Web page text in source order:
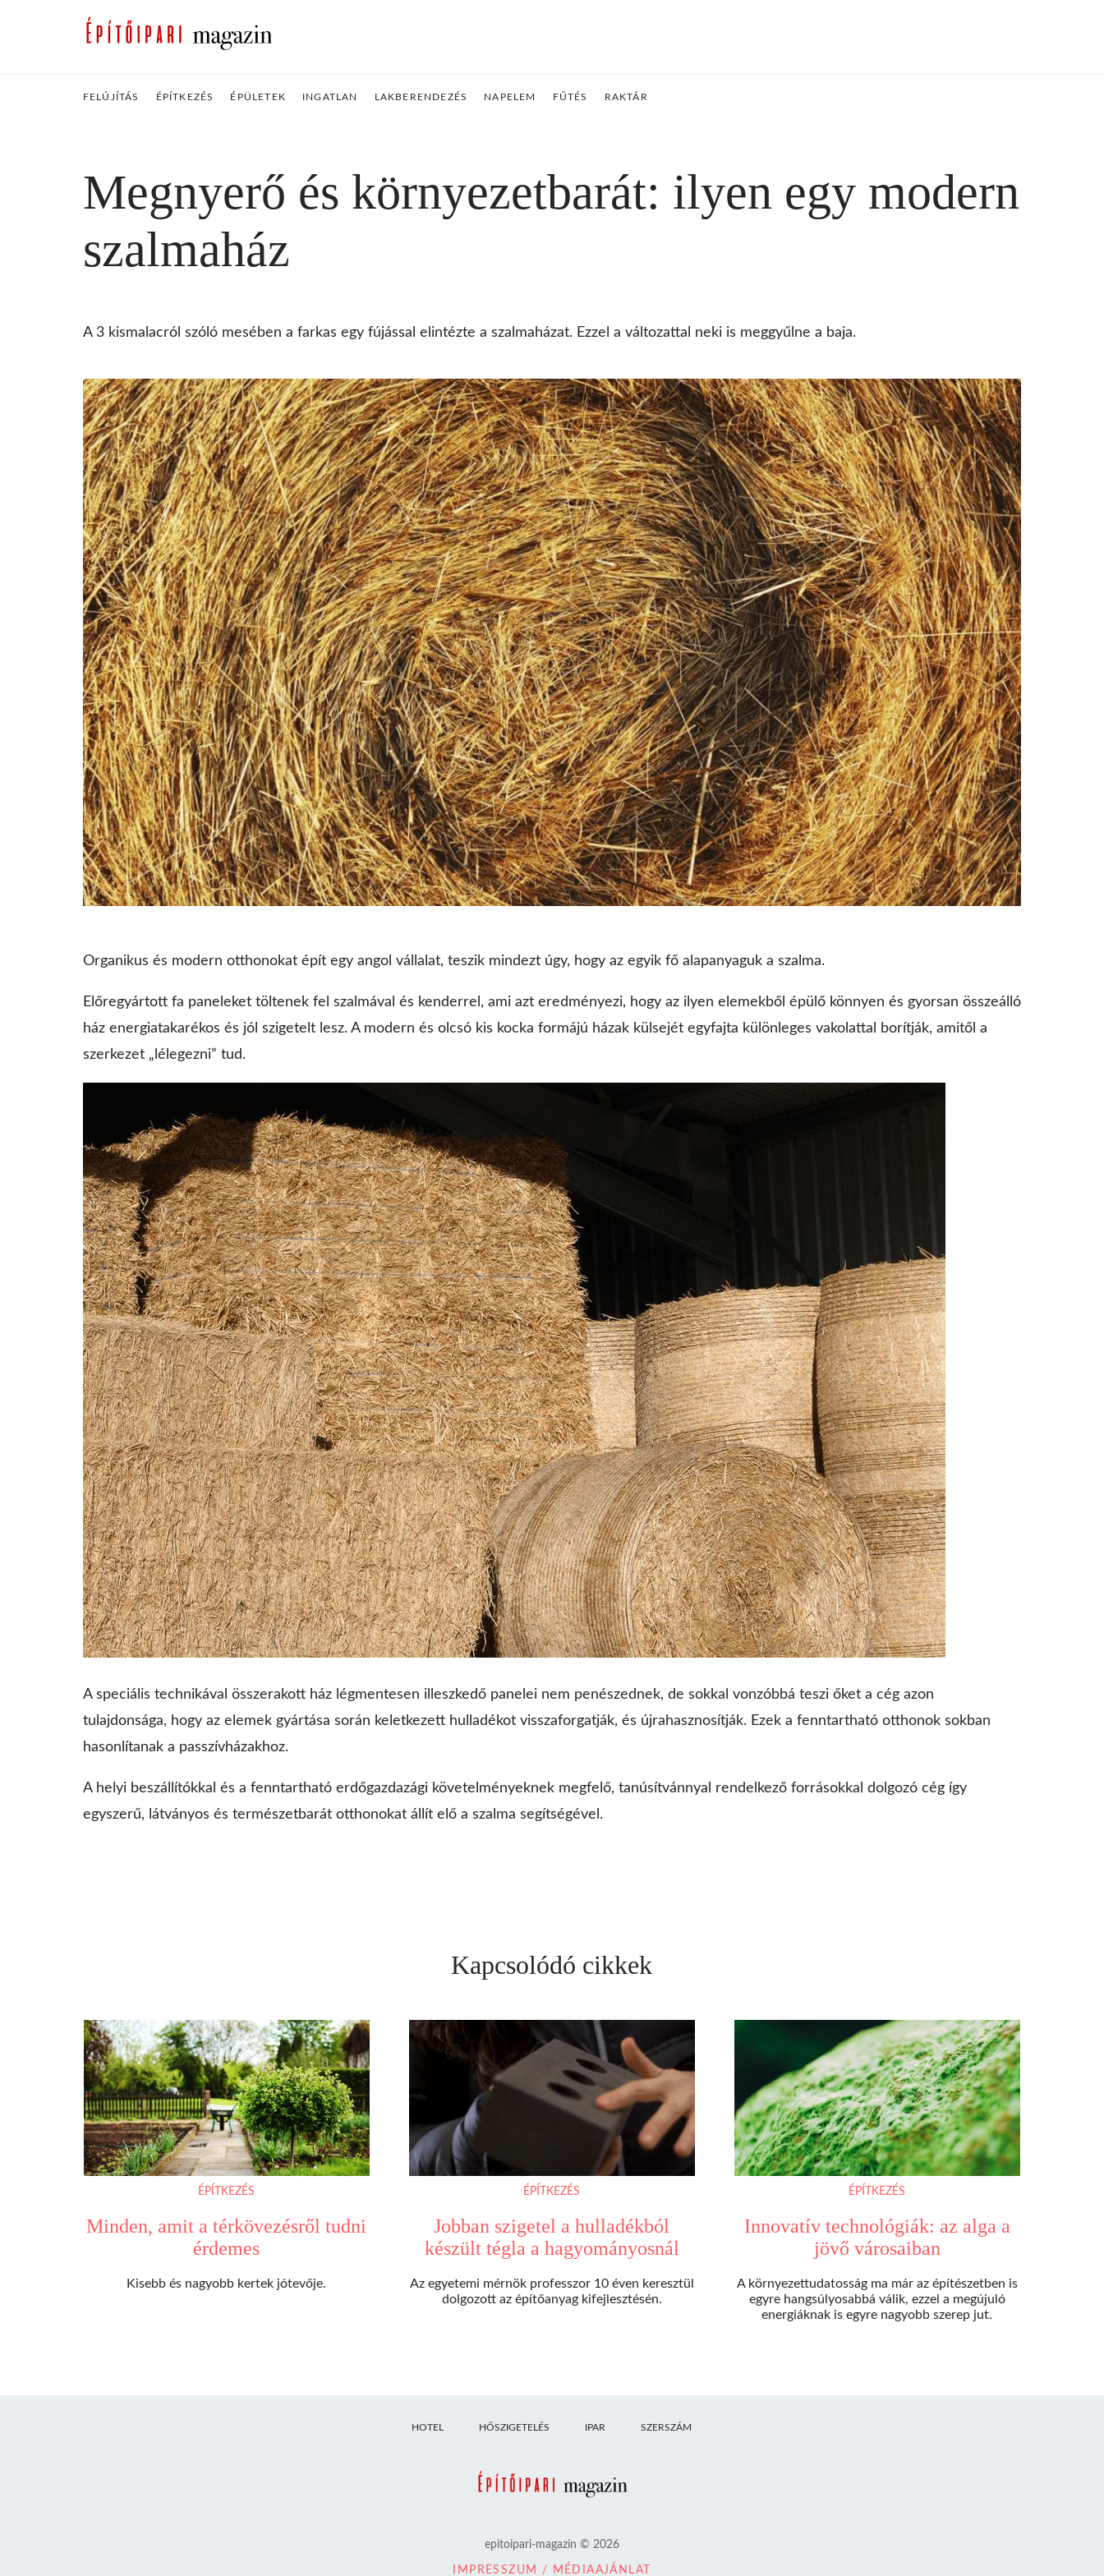
FELÚJÍTÁS ÉPÍTKEZÉS ÉPÜLETEK INGATLAN LAKBERENDEZÉS NAPELEM FŰTÉS RAKTÁR
Megnyerő és környezetbarát: ilyen egy modern
szalmaház
A 3 kismalacról szóló mesében a farkas egy fújással elintézte a szalmaházat. Ezzel a változattal neki is meggyűlne a baja.
Organikus és modern otthonokat épít egy angol vállalat, teszik mindezt úgy, hogy az egyik fő alapanyaguk a szalma.
Előregyártott fa paneleket töltenek fel szalmával és kenderrel, ami azt eredményezi, hogy az ilyen elemekből épülő könnyen és gyorsan összeálló
ház energiatakarékos és jól szigetelt lesz. A modern és olcsó kis kocka formájú házak külsejét egyfajta különleges vakolattal borítják, amitől a
szerkezet „lélegezni” tud.
A speciális technikával összerakott ház légmentesen illeszkedő panelei nem penészednek, de sokkal vonzóbbá teszi őket a cég azon
tulajdonsága, hogy az elemek gyártása során keletkezett hulladékot visszaforgatják, és újrahasznosítják. Ezek a fenntartható otthonok sokban
hasonlítanak a passzívházakhoz.
A helyi beszállítókkal és a fenntartható erdőgazdazági követelményeknek megfelő, tanúsítvánnyal rendelkező forrásokkal dolgozó cég így
egyszerű, látványos és természetbarát otthonokat állít elő a szalma segítségével.
Kapcsolódó cikkek
ÉPÍTKEZÉS
Minden, amit a térkövezésről tudni
érdemes
Kisebb és nagyobb kertek jótevője.
ÉPÍTKEZÉS
Jobban szigetel a hulladékból
készült tégla a hagyományosnál
Az egyetemi mérnök professzor 10 éven keresztül
dolgozott az építőanyag kifejlesztésén.
ÉPÍTKEZÉS
Innovatív technológiák: az alga a
jövő városaiban
A környezettudatosság ma már az építészetben is
egyre hangsúlyosabbá válik, ezzel a megújuló
energiáknak is egyre nagyobb szerep jut.
HOTEL HŐSZIGETELÉS IPAR SZERSZÁM
epitoipari-magazin © 2026
IMPRESSZUM / MÉDIAAJÁNLAT